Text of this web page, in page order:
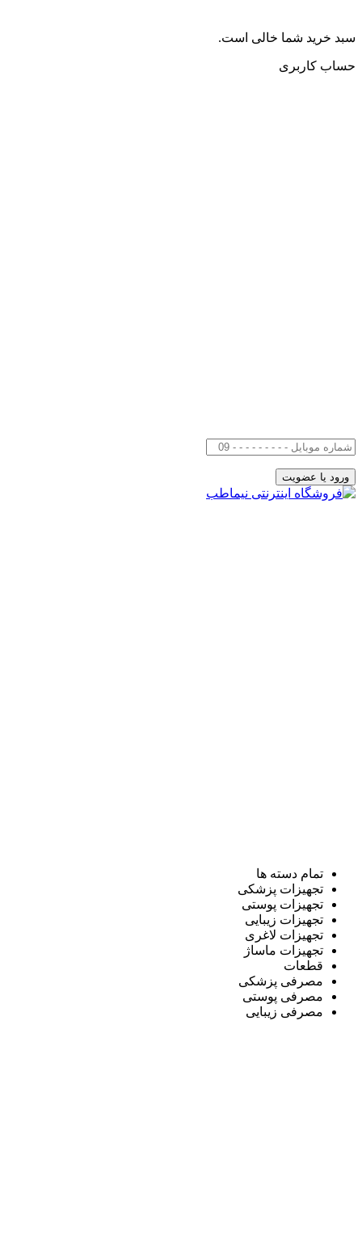
سبد خرید شما خالی است.
حساب کاربری
تمام دسته ها
تجهیزات پزشکی
تجهیزات پوستی
تجهیزات زیبایی
تجهیزات لاغری
تجهیزات ماساژ
قطعات
مصرفی پزشکی
مصرفی پوستی
مصرفی زیبایی